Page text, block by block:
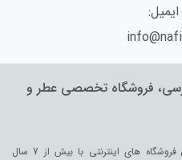
فروشگاه تخصصی عطر و
نفیس عطر به عنوان یکی از قدیمی‌ترین فروشگاه های اینترنتی با بیش از 7 سال